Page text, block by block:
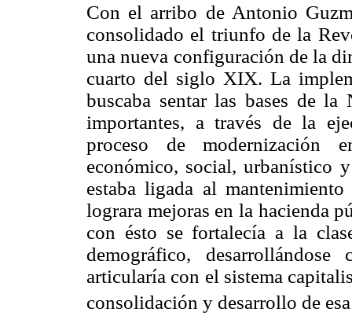
Con el arribo de Antonio
consolidado el triunfo de la
una nueva configuración de la
cuarto del siglo XIX. La
buscaba sentar las bases de
importantes, a través de la
proceso de modernización
económico, social, urbanístico
estaba ligada al
lograra mejoras en la hacienda
con ésto se fortalecía a la
demográfico,
articularía con el sistema
consolidación y desarrollo de